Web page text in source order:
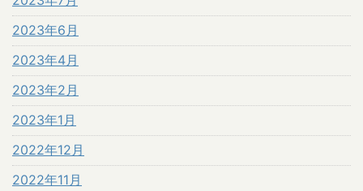
2023年6月
2023年4月
2023年2月
2023年1月
2022年12月
2022年11月